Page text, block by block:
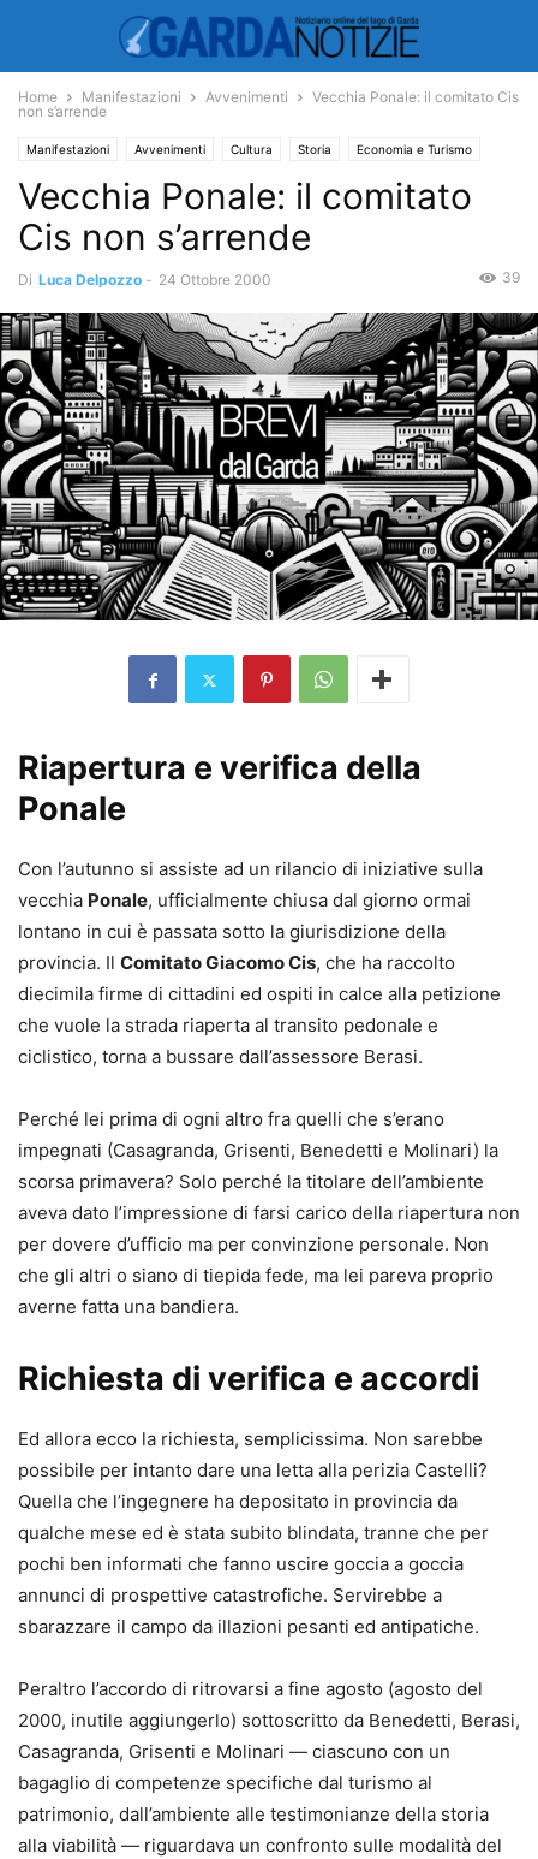
Home Manifestazioni Avvenimenti
Vecchia Ponale: il comitato Cis
non s’arrende
Manifestazioni Avvenimenti Cultura Storia Economia e Turismo
Turismo
Vecchia Ponale: il comitato
Cis non s’arrende
Di Luca Delpozzo - 24 Ottobre 2000 39
Riapertura e verifica della
Ponale
Con l’autunno si assiste ad un rilancio di iniziative sulla
vecchia Ponale, ufficialmente chiusa dal giorno ormai
lontano in cui è passata sotto la giurisdizione della
provincia. Il Comitato Giacomo Cis, che ha raccolto
diecimila firme di cittadini ed ospiti in calce alla petizione
che vuole la strada riaperta al transito pedonale e
ciclistico, torna a bussare dall’assessore Berasi.
Perché lei prima di ogni altro fra quelli che s’erano
impegnati (Casagranda, Grisenti, Benedetti e Molinari) la
scorsa primavera? Solo perché la titolare dell’ambiente
aveva dato l’impressione di farsi carico della riapertura non
per dovere d’ufficio ma per convinzione personale. Non
che gli altri o siano di tiepida fede, ma lei pareva proprio
averne fatta una bandiera.
Richiesta di verifica e accordi
Ed allora ecco la richiesta, semplicissima. Non sarebbe
possibile per intanto dare una letta alla perizia Castelli?
Quella che l’ingegnere ha depositato in provincia da
qualche mese ed è stata subito blindata, tranne che per
pochi ben informati che fanno uscire goccia a goccia
annunci di prospettive catastrofiche. Servirebbe a
sbarazzare il campo da illazioni pesanti ed antipatiche.
Peraltro l’accordo di ritrovarsi a fine agosto (agosto del
2000, inutile aggiungerlo) sottoscritto da Benedetti, Berasi,
Casagranda, Grisenti e Molinari — ciascuno con un
bagaglio di competenze specifiche dal turismo al
patrimonio, dall’ambiente alle testimonianze della storia
alla viabilità — riguardava un confronto sulle modalità del